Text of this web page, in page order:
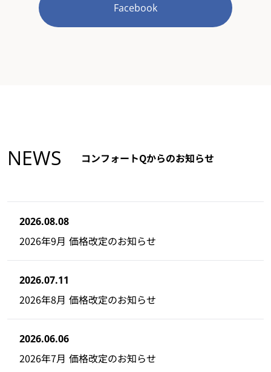
Facebook
NEWS コンフォートQからのお知らせ
2026.08.08
2026年9月 価格改定のお知らせ
2026.07.11
2026年8月 価格改定のお知らせ
2026.06.06
2026年7月 価格改定のお知らせ